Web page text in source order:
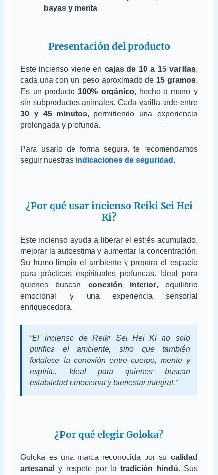
bayas y menta
Presentación del producto
Este incienso viene en cajas de 10 a 15 varillas,
cada una con un peso aproximado de 15 gramos.
Es un producto 100% orgánico, hecho a mano y
sin subproductos animales. Cada varilla arde entre
30 y 45 minutos, permitiendo una experiencia
prolongada y profunda.
Para usarlo de forma segura, te recomendamos
seguir nuestras indicaciones de seguridad .
¿Por qué usar incienso Reiki Sei Hei
Ki?
Este incienso ayuda a liberar el estrés acumulado,
mejorar la autoestima y aumentar la concentración.
Su humo limpia el ambiente y prepara el espacio
para prácticas espirituales profundas. Ideal para
quienes buscan conexión interior, equilibrio
emocional y una experiencia sensorial
enriquecedora.
“El incienso de Reiki Sei Hei Ki no solo
purifica el ambiente, sino que también
fortalece la conexión entre cuerpo, mente y
espíritu. Ideal para quienes buscan
estabilidad emocional y bienestar integral.”
¿Por qué elegir Goloka?
Goloka es una marca reconocida por su calidad
artesanal
y respeto por latradición hindú. Sus